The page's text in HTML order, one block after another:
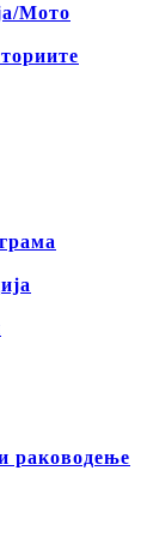
Мото
раководење